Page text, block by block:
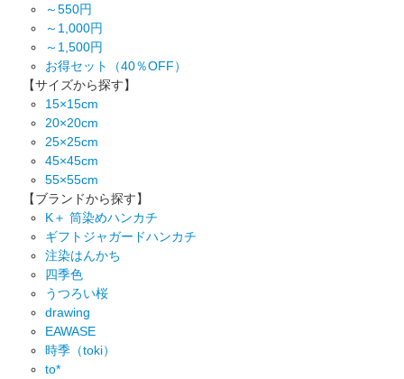
～550円
～1,000円
～1,500円
お得セット（40％OFF）
【サイズから探す】
15×15cm
20×20cm
25×25cm
45×45cm
55×55cm
【ブランドから探す】
K＋ 筒染めハンカチ
ギフトジャガードハンカチ
注染はんかち
四季色
うつろい桜
drawing
EAWASE
時季（toki）
to*